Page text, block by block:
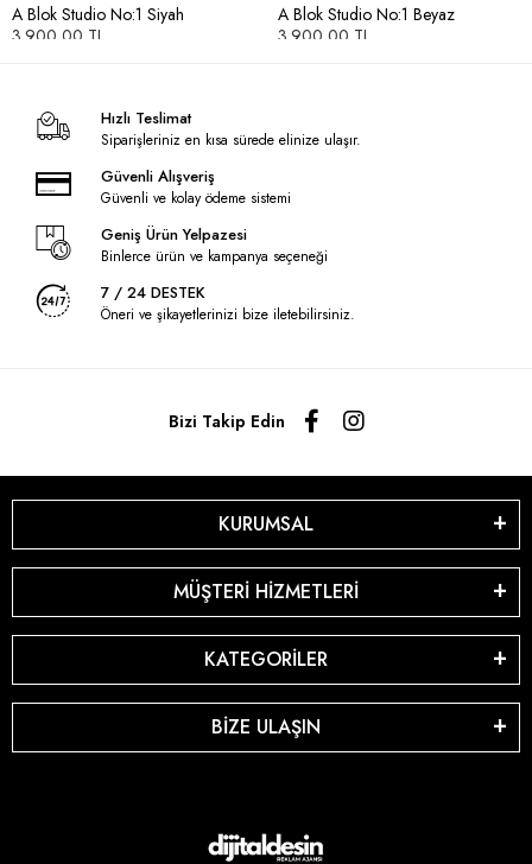
A Blok Studio No:1 Siyah
3.900,00 TL
A Blok Studio No:1 Beyaz
3.900,00 TL
Hızlı Teslimat
Siparişleriniz en kısa sürede elinize ulaşır.
Güvenli Alışveriş
Güvenli ve kolay ödeme sistemi
Geniş Ürün Yelpazesi
Binlerce ürün ve kampanya seçeneği
7 / 24 DESTEK
Öneri ve şikayetlerinizi bize iletebilirsiniz.
Bizi Takip Edin
KURUMSAL
MÜŞTERİ HİZMETLERİ
KATEGORİLER
BİZE ULAŞIN